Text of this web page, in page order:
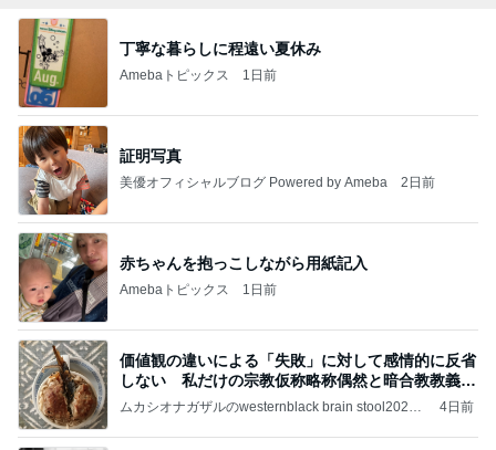
丁寧な暮らしに程遠い夏休み
Amebaトピックス 1日前
証明写真
美優オフィシャルブログ Powered by Ameba 2日前
赤ちゃんを抱っこしながら用紙記入
Amebaトピックス 1日前
価値観の違いによる「失敗」に対して感情的に反省
しない 私だけの宗教仮称略称偶然と暗合教教義候
補
ムカシオナガザルのwesternblack brain stool2024
ガザル
4日前